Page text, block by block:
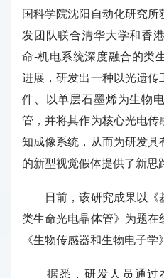
国科学院沈阳自动化研究
发团队联合清华大学和香
命-机电系统深度融合的类
进展，研发出一种以光遗传
件、以单层石墨烯为生物
管，并将其作为核心光电传
知成像系统 ，从而为研发具
的新型视觉假体提供了新思
日前 ，该研究成果以
类生命光电晶体管》为题在
《生物传感器和生物电子学
据悉，研发人员通过